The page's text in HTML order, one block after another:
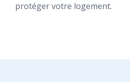
protéger votre logement.